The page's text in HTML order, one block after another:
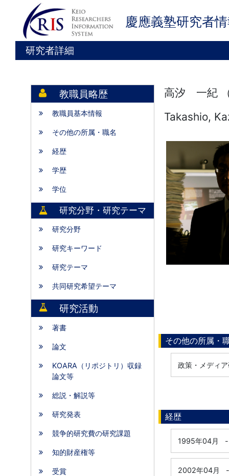
慶應義塾研究者
研究者詳細
教職員略歴
教職員基本情報
その他の所属・職名
経歴
学歴
学位
研究分野・研究テーマ
研究分野
研究キーワード
研究テーマ
共同研究希望テーマ
研究活動
著書
論文
KOARA（リポジトリ）収録
論文等
総説・解説等
研究発表
競争的研究費の研究課題
知的財産権等
受賞
高汐 一紀
Takashio,
その他の所属・
政策・メディ
経歴
1995年04月 -
2002年04月
-